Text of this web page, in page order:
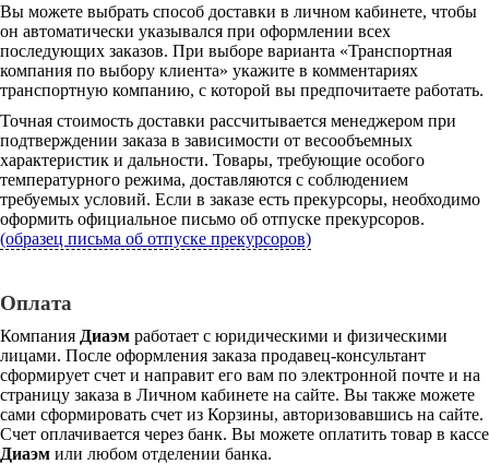
Вы можете выбрать способ доставки в личном кабинете, чтобы
он автоматически указывался при оформлении всех
последующих заказов. При выборе варианта «Транспортная
компания по выбору клиента» укажите в комментариях
транспортную компанию, с которой вы предпочитаете работать.
Точная стоимость доставки рассчитывается менеджером при
подтверждении заказа в зависимости от весообъемных
характеристик и дальности. Товары, требующие особого
температурного режима, доставляются с соблюдением
требуемых условий. Если в заказе есть прекурсоры, необходимо
оформить официальное письмо об отпуске прекурсоров.
(образец письма об отпуске прекурсоров)
Оплата
Компания Диаэм работает с юридическими и физическими
лицами. После оформления заказа продавец-консультант
сформирует счет и направит его вам по электронной почте и на
страницу заказа в Личном кабинете на сайте. Вы также можете
сами сформировать счет из Корзины, авторизовавшись на сайте.
Счет оплачивается через банк. Вы можете оплатить товар в кассе
Диаэм или любом отделении банка.